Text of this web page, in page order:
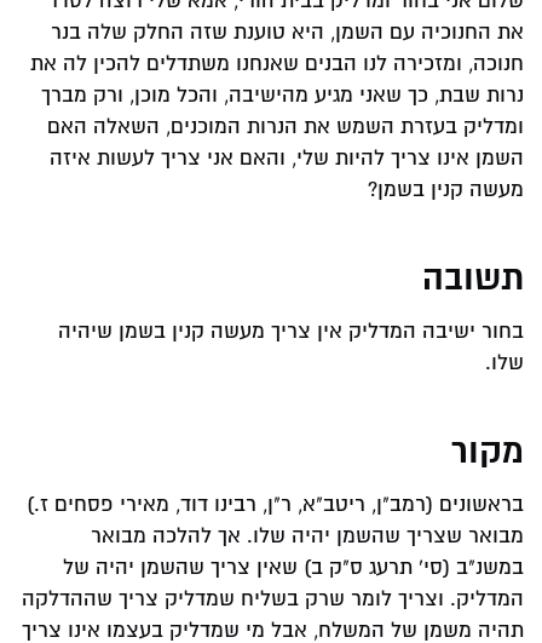
את החנוכיה עם השמן, היא טוענת שזה החלק שלה בנר
חנוכה, ומזכירה לנו הבנים שאנחנו משתדלים להכין לה את
נרות שבת, כך שאני מגיע מהישיבה, והכל מוכן, ורק מברך
ומדליק בעזרת השמש את הנרות המוכנים, השאלה האם
השמן אינו צריך להיות שלי, והאם אני צריך לעשות איזה
מעשה קנין בשמן?
תשובה
בחור ישיבה המדליק אין צריך מעשה קנין בשמן שיהיה
שלו.
מקור
בראשונים (רמב"ן, ריטב"א, ר"ן, רבינו דוד, מאירי פסחים ז.)
מבואר שצריך שהשמן יהיה שלו. אך להלכה מבואר
במשנ"ב (סי' תרעג ס"ק ב) שאין צריך שהשמן יהיה של
המדליק. וצריך לומר שרק בשליח שמדליק צריך שההדלקה
תהיה משמן של המשלח, אבל מי שמדליק בעצמו אינו צריך